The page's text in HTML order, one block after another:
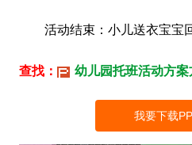
活动结束：小儿送衣宝宝
查找： 幼儿园托班活动方
我要下载